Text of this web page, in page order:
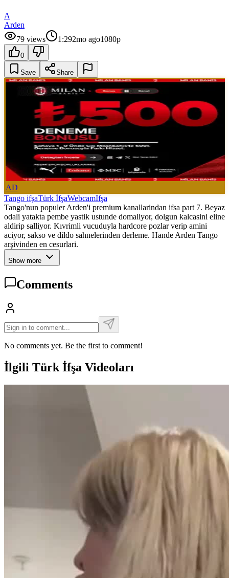
A
Arden
79 views 1:292mo ago1080p
0
Save Share
AD
Tango ifşaTürk İfşaWebcamIfşa
Tango'nun populer Arden'i premium kanallarindan ifsa part 7. Beyaz
odali yatakta pembe yastik ustunde domaliyor, dolgun kalcasini eline
aldirip salliyor. Kıvrimli vucuduyla hardcore pozlar verip amini
aciyor, sakso ve dildo sahnelerinden derleme. Hande Arden Tango
arşivinden en cesurlari.
Show more
Comments
No comments yet. Be the first to comment!
İlgili Türk İfşa Videoları